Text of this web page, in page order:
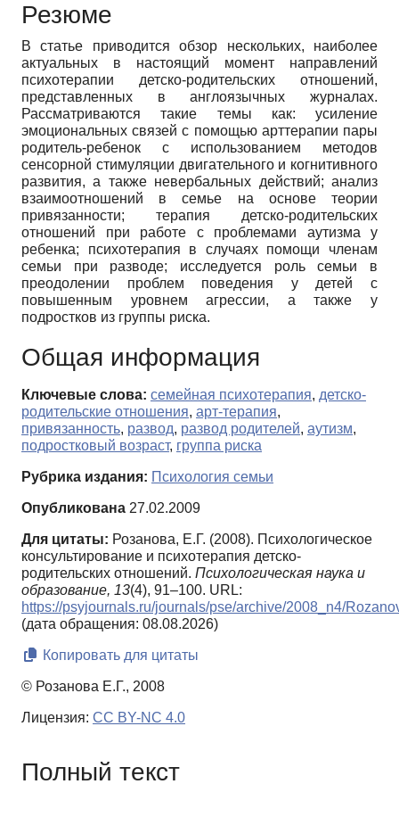
Резюме
В статье приводится обзор нескольких, наиболее
актуальных в настоящий момент направлений
психотерапии детско-родительских отношений,
представленных в англоязычных журналах.
Рассматриваются такие темы как: усиление
эмоциональных связей с помощью арттерапии пары
родитель-ребенок с использованием методов
сенсорной стимуляции двигательного и когнитивного
развития, а также невербальных действий; анализ
взаимоотношений в семье на основе теории
привязанности; терапия детско-родительских
отношений при работе с проблемами аутизма у
ребенка; психотерапия в случаях помощи членам
семьи при разводе; исследуется роль семьи в
преодолении проблем поведения у детей c
повышенным уровнем агрессии, а также у
подростков из группы риска.
Общая информация
Ключевые слова: семейная психотерапия, детско-
родительские отношения, арт-терапия,
привязанность, развод, развод родителей, аутизм,
подростковый возраст, группа риска
Рубрика издания: Психология семьи
Опубликована 27.02.2009
Для цитаты: Розанова, Е.Г. (2008). Психологическое
консультирование и психотерапия детско-
родительских отношений. Психологическая наука и
образование, 13(4), 91–100. URL:
https://psyjournals.ru/journals/pse/archive/2008_n4/
(дата обращения: 08.08.2026)
Копировать для цитаты
© Розанова Е.Г., 2008
Лицензия: CC BY-NC 4.0
Полный текст